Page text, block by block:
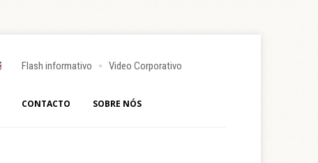
Flash informativo Video Corporativo
CONTACTO SOBRE NÓS